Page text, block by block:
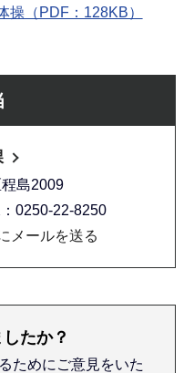
操（PDF：128KB）
島2009
0250-22-8250
メールを送る
たか？
ためにご意見をいた